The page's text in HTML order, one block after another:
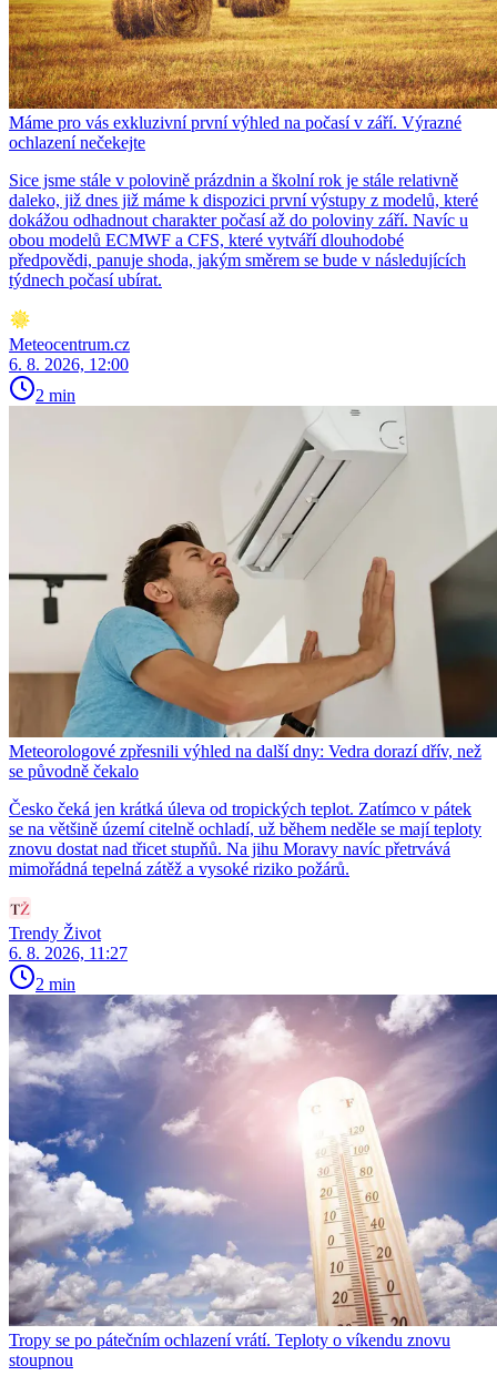
Máme pro vás exkluzivní první výhled na počasí v září. Výrazné
ochlazení nečekejte
Sice jsme stále v polovině prázdnin a školní rok je stále relativně
daleko, již dnes již máme k dispozici první výstupy z modelů, které
dokážou odhadnout charakter počasí až do poloviny září. Navíc u
obou modelů ECMWF a CFS, které vytváří dlouhodobé
předpovědi, panuje shoda, jakým směrem se bude v následujících
týdnech počasí ubírat.
Meteocentrum.cz
6. 8. 2026, 12:00
2 min
Meteorologové zpřesnili výhled na další dny: Vedra dorazí dřív, než
se původně čekalo
Česko čeká jen krátká úleva od tropických teplot. Zatímco v pátek
se na většině území citelně ochladí, už během neděle se mají teploty
znovu dostat nad třicet stupňů. Na jihu Moravy navíc přetrvává
mimořádná tepelná zátěž a vysoké riziko požárů.
Trendy Život
6. 8. 2026, 11:27
2 min
Tropy se po pátečním ochlazení vrátí. Teploty o víkendu znovu
stoupnou